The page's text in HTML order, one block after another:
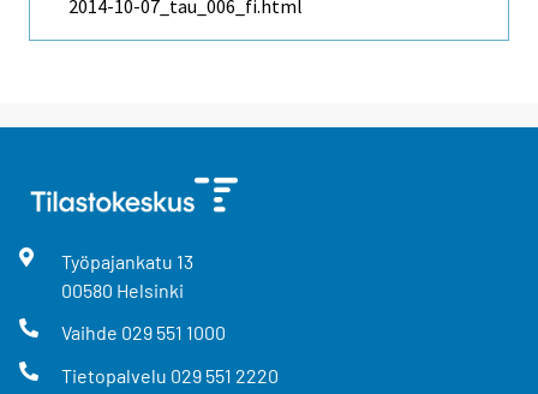
2014-10-07_tau_006_fi.html
Työpajankatu 13
00580 Helsinki
Vaihde 029 551 1000
Tietopalvelu 029 551 2220